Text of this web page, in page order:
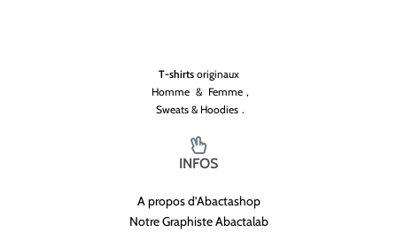
T-shirtsoriginaux
Homme & Femme ,
Sweats & Hoodies .
INFOS
A propos d’Abactashop
Notre Graphiste Abactalab